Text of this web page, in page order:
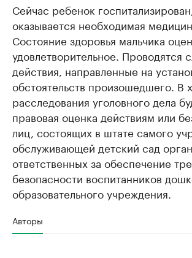
Сейчас ребенок
оказывается необходимая
Состояние здоровья мальчика
удовлетворительное. Проводятся
действия, направленные на
обстоятельств произошедшего. В
расследования уголовного дела
правовая оценка действиям или
лиц, состоящих в штате самого
обслуживающей детский сад
ответственных за обеспечение
безопасности воспитанников
образовательного учреждения.
Авторы